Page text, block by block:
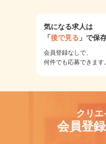
気になる求人は
「後で見る 」で保
会員登録なしで、
何件でも応募できます。
クリエ
会員登